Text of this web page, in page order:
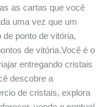
as cartas que você
uma vez que um
ponto de vitória,
de vitória.Você é o
entregando cristais
descobre a
de cristais, explora